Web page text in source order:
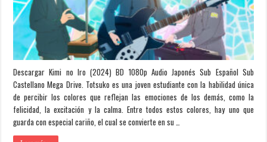
Descargar Kimi no Iro (2024) BD 1080p Audio Japonés Sub Español Sub
Castellano Mega Drive. Totsuko es una joven estudiante con la habilidad única
de percibir los colores que reflejan las emociones de los demás, como la
felicidad, la excitación y la calma. Entre todos estos colores, hay uno que
guarda con especial cariño, el cual se convierte en su …